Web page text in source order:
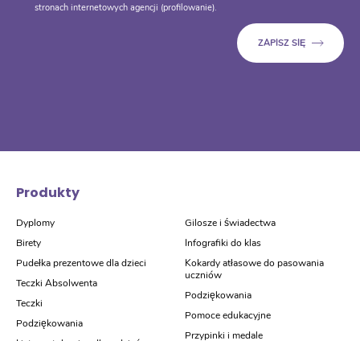
stronach internetowych agencji (profilowanie).
Produkty
Dyplomy
Birety
Pudełka prezentowe dla dzieci
Teczki Absolwenta
Teczki
Podziękowania
Gilosze i świadectwa
Infografiki do klas
Kokardy atłasowe do pasowania
uczniów
Podziękowania
Pomoce edukacyjne
Przypinki i medale